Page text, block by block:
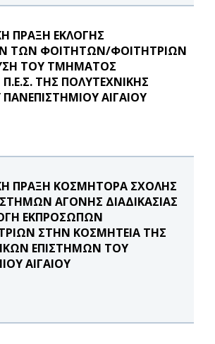
ΠΡΑΞΗ ΕΚΛΟΓΗΣ
ΤΩΝ ΦΟΙΤΗΤΩΝ/ΦΟΙΤΗΤΡΙΩΝ
ΤΟΥ ΤΜΗΜΑΤΟΣ
ΤΗΣ ΠΟΛΥΤΕΧΝΙΚΗΣ
ΑΙΓΑΙΟΥ
ΠΡΑΞΗ ΚΟΣΜΗΤΟΡΑ ΣΧΟΛΗΣ
ΑΓΟΝΗΣ ΔΙΑΔΙΚΑΣΙΑΣ
ΕΚΠΡΟΣΩΠΩΝ
ΣΤΗΝ ΚΟΣΜΗΤΕΙΑ ΤΗΣ
ΕΠΙΣΤΗΜΩΝ ΤΟΥ
ΑΙΓΑΙΟΥ